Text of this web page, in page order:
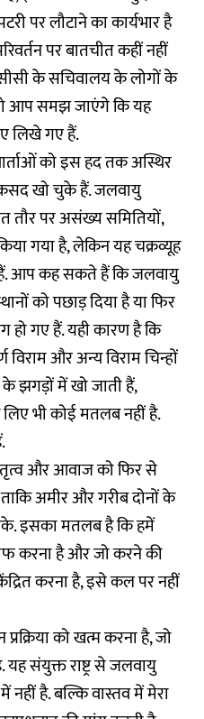
पर लौटाने का कार्यभार है
पर बातचीत कहीं नहीं
के सचिवालय के लोगों के
आप समझ जाएंगे कि यह
लिखे गए हैं.
को इस हद तक अस्थिर
खो चुके हैं. जलवायु
तौर पर असंख्य समितियों,
गया है, लेकिन यह चक्रव्यूह
हैं. आप कह सकते हैं कि जलवायु
को पछाड़ दिया है या फिर
गए हैं. यही कारण है कि
विराम और अन्य विराम चिन्हों
झगड़ों में खो जाती हैं,
भी कोई मतलब नहीं है.
और आवाज को फिर से
अमीर और गरीब दोनों के
इसका मतलब है कि हमें
करना है और जो करने की
करना है, इसे कल पर नहीं
को खत्म करना है, जो
संयुक्त राष्ट्र से जलवायु
नहीं है. बल्कि वास्तव में मेरा